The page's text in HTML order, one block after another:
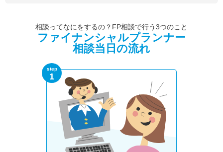
相談ってなにをするの？FP相談で行う3つのこと
ファイナンシャルプランナー
相談当日の流れ
step
1